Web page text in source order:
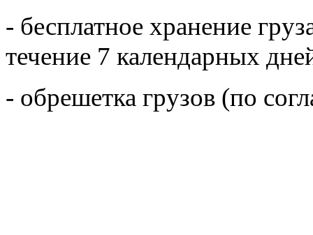
- бесплатное хранение
течение 7 календарных
- обрешетка грузов (по